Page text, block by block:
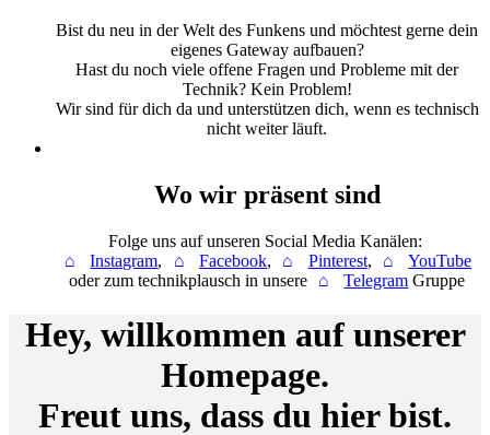
Bist du neu in der Welt des Funkens und möchtest gerne dein
eigenes Gateway aufbauen?
Hast du noch viele offene Fragen und Probleme mit der
Technik? Kein Problem!
Wir sind für dich da und unterstützen dich, wenn es technisch
nicht weiter läuft.
Wo wir präsent sind
Folge uns auf unseren Social Media Kanälen:
Instagram, Facebook, Pinterest,
YouTube
oder zum technikplausch in unsere
Telegram Gruppe
Hey, willkommen auf unserer
Homepage.
Freut uns, dass du hier bist.